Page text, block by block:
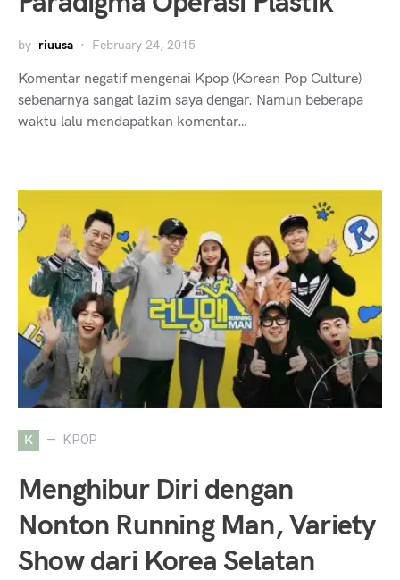
by riuusa February 24, 2015
Komentar negatif mengenai Kpop (Korean Pop Culture)
sebenarnya sangat lazim saya dengar. Namun beberapa
waktu lalu mendapatkan komentar…
K KPOP
Menghibur Diri dengan
Nonton Running Man, Variety
Show dari Korea Selatan